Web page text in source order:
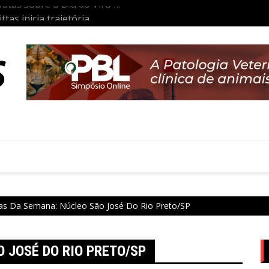
inicia trajetória
Da Semana: Núcleo São José Do Rio Preto/SP
DO RIO PRETO/SP